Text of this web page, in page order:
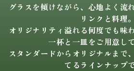
グラスを傾けながら、心地よく流
リンクと料理。
オリジナリティ溢れる何度でも味
一杯と一皿をご用意し
スタンダードからオリジナルまで
てるラインナップで